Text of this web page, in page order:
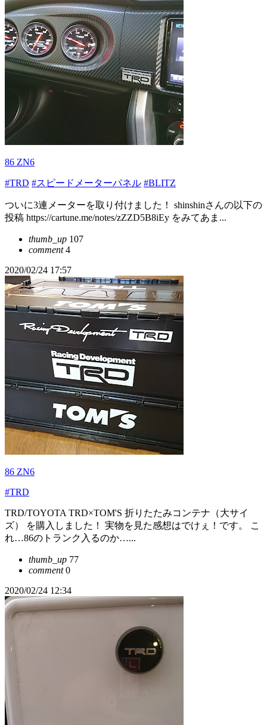
86 ZN6
#TRD #スピードメーターパネル #BLITZ
ついに3連メーターを取り付けました！ shinshinさんの以下の
投稿 https://cartune.me/notes/zZZD5B8iEy をみてあま...
thumb_up 107
comment4
2020/02/24 17:57
86 ZN6
#TRD
TRD/TOYOTA TRD×TOM'S 折りたたみコンテナ（大サイ
ズ） を購入しました！ 実物を見た感想はでけぇ！です。 こ
れ…86のトランク入るのか…...
thumb_up 77
comment0
2020/02/24 12:34